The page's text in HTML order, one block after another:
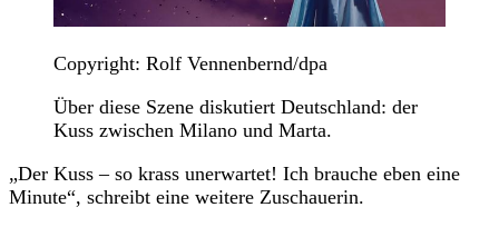
Copyright: Rolf Vennenbernd/dpa
Über diese Szene diskutiert Deutschland: der
Kuss zwischen Milano und Marta.
„Der Kuss – so krass unerwartet! Ich brauche eben eine
Minute“, schreibt eine weitere Zuschauerin.